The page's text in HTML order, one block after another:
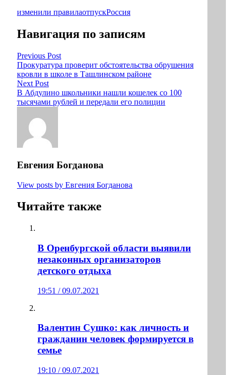
изменили правилаотпускРоссия
Навигация по записям
Previous Post
Прокуратура проверит обстоятельства обрушения
кровли в школе в Ташлинском районе
Next Post
В Абдулино школьники нашли кошелек со 100
тысячами рублей и передали его полиции
Евгения Богданова
View posts by Евгения Богданова
Читайте также
В Оренбургской области выявили
незаконных организаторов
детского отдыха
19:51 / 09.07.2021
Валентин Сушко: как личность и
гражданин человек формируется в
семье
19:10 / 09.07.2021